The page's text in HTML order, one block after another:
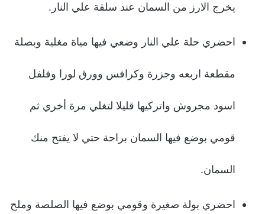
يخرج الارز من السمان عند سلقة علي النار.
احضري حلة علي النار وضعي فيها مياة مغلية وبصلة
مقطعة اربعه وجزرة وكرافس وورق لورا وفلفل
اسود مجروش واتركيها قليلا لتغلي مرة أخري ثم
قومي بوضع فيها السمان براحة حتي لا يفتح منك
السمان.
احضري بولة صغيرة وقومي بوضع فيها الصلصة وملح